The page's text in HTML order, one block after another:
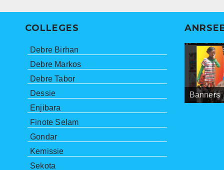
COLLEGES
Debre Birhan
Debre Markos
Debre Tabor
Dessie
Enjibara
Finote Selam
Gondar
Kemissie
Sekota
Banners
Meetings